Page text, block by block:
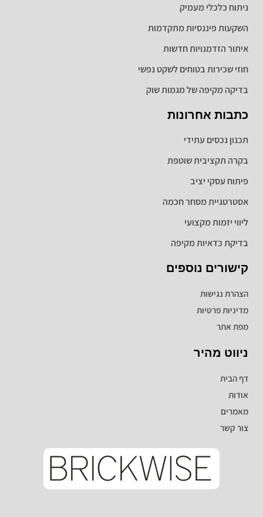
ניווט מהיר
דף הבית
אודות
מאמרים
צור קשר
קישורים נוספים
הצהרת נגישות
מדיניות פרטיות
מפת אתר
כתבות אחרונות
תכנון נכסים עתידי
בקרה תקציבית שוטפת
פיתוח עסקי יציב
אסטרטגיית מסחר חכמה
ליווי יזמות מקצועי
בדיקת כדאיות מקיפה
ניתוח כלכלי מעמיק
השקעות פיננסיות מתקדמות
איתור הזדמנויות חדשות
חוזי שכירות בטוחים לשקט נפשי
בדיקה מקיפה של מגמות שוק